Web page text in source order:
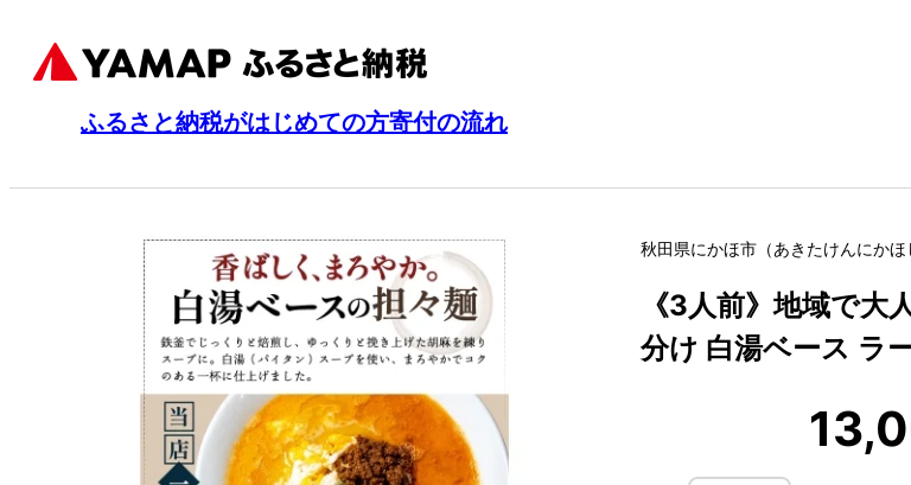
ふるさと納税がはじめての方寄付の流れ
秋田県にかほ市 （あきたけんにかほ
《3人前》地域で大
分け 白湯ベース ラ